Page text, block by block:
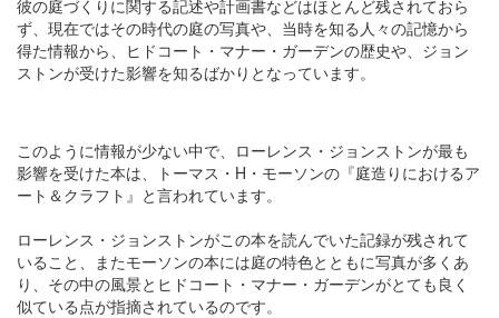
彼の庭づくりに関する記述や計画書などはほとんど残されておら
ず、現在ではその時代の庭の写真や、当時を知る人々の記憶から
得た情報から、ヒドコート・マナー・ガーデンの歴史や、ジョン
ストンが受けた影響を知るばかりとなっています。
このように情報が少ない中で、ローレンス・ジョンストンが最も
影響を受けた本は、トーマス・H・モーソンの『庭造りにおけるア
ート＆クラフト』と言われています。
ローレンス・ジョンストンがこの本を読んでいた記録が残されて
いること、またモーソンの本には庭の特色とともに写真が多くあ
り、その中の風景とヒドコート・マナー・ガーデンがとても良く
似ている点が指摘されているのです。